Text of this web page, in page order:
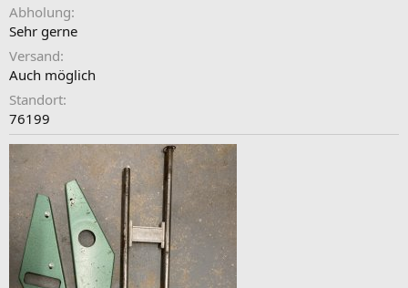
Abholung
Sehr gerne
Versand
Auch möglich
Standort
76199